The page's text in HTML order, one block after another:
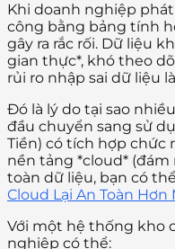
Khi doanh nghiệp
công bằng bảng tính
gây ra rắc rối. Dữ liệu
gian thực*, khó theo
rủi ro nhập sai dữ liệu
Đó là lý do tại sao
đầu chuyển sang sử
Tiền) có tích hợp chức
nền tảng *cloud* (đám
toàn dữ liệu, bạn có
Cloud Lại An Toàn Hơn
Với một hệ thống kho
nghiệp có thể: